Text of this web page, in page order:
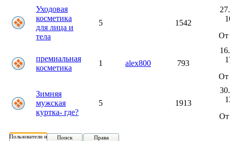
Уходовая
косметика
для лица и
тела
5 1542
От
премиальная
косметика
1 alex800 793
От
Зимняя
мужская
куртка- где?
5 1913
От
Пользователи на форуме:
Поиск Права